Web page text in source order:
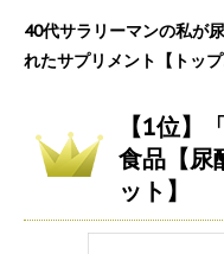
40代サラリーマンの私が
れたサプリメント【トップ
【1位】
食品【尿
ット】